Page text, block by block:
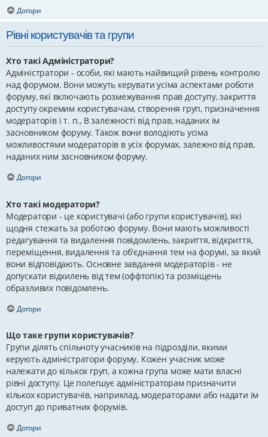
Догори
Рівні користувачів та групи
Хто такі Адміністратори?
Адміністратори - особи, які мають найвищий рівень контролю
над форумом. Вони можуть керувати усіма аспектами роботи
форуму, які включають розмежування прав доступу, закриття
доступу окремим користувачам, створення груп, призначення
модераторів і т. п., В залежності від прав, наданих їм
засновником форуму. Також вони володіють усіма
можливостями модераторів в усіх форумах, залежно від прав,
наданих ним засновником форуму.
Догори
Хто такі модератори?
Модератори - це користувачі (або групи користувачів), які
щодня стежать за роботою форуму. Вони мають можливості
редагування та видалення повідомлень, закриття, відкриття,
переміщення, видалення та об'єднання тем на форумі, за який
вони відповідають. Основне завдання модераторів - не
допускати відхилень від тем (оффтопік) та розміщень
образливих повідомлень.
Догори
Що таке групи користувачів?
Групи ділять спільноту учасників на підрозділи, якими
керують адміністратори форуму. Кожен учасник може
належати до кількох груп, а кожна група може мати власні
рівні доступу. Це полегшує адміністраторам призначити
кількох користувачів, наприклад, модераторами або надати їм
доступ до приватних форумів.
Догори